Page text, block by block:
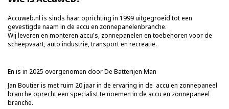
Accuweb.nl is sinds haar oprichting in 1999 uitgegroeid tot een
gevestigde naam in de accu en zonnepanelenbranche.
Wij leveren en monteren accu's, zonnepanelen en toebehoren voor de
scheepvaart, auto industrie, transport en recreatie.
En is in 2025 overgenomen door De Batterijen Man
Jan Boutier is met ruim 20 jaar in de ervaring in de accu en zonnepaneel
branche oprecht een specialist te noemen in de accu en zonnepaneel
branche.